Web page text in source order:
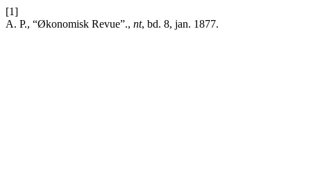
[1]
A. P., “Økonomisk Revue”., nt, bd. 8, jan. 1877.